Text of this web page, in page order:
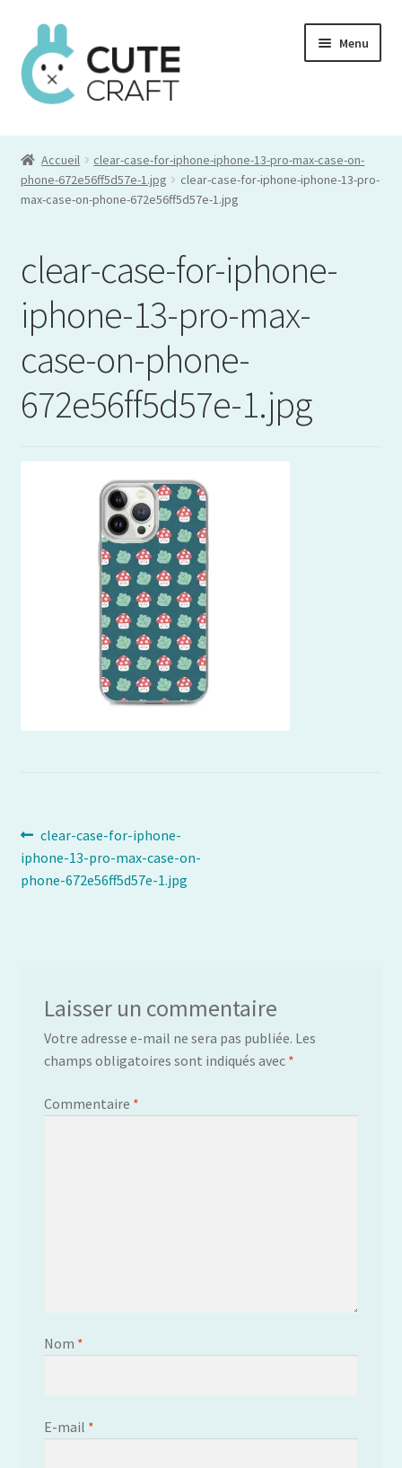
Aller
à
la
navigation
Aller
au
contenu
Menu
Commande
Accueil
clear-case-for-iphone-iphone-13-pro-max-case-on-
phone-672e56ff5d57e-1.jpg
clear-case-for-iphone-iphone-13-pro-
max-case-on-phone-672e56ff5d57e-1.jpg
clear-case-for-iphone-
iphone-13-pro-max-
case-on-phone-
672e56ff5d57e-1.jpg
Navigation
de
Article
précédent :
clear-case-for-iphone-
iphone-13-pro-max-case-on-
phone-672e56ff5d57e-1.jpg
Laisser un commentaire
Votre adresse e-mail ne sera pas publiée. Les
champs obligatoires sont indiqués avec *
Commentaire *
Nom *
E-mail *